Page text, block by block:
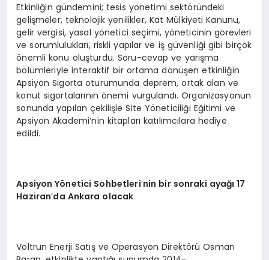
Etkinliğin gündemini; tesis yönetimi sektöründeki
gelişmeler, teknolojik yenilikler, Kat Mülkiyeti Kanunu,
gelir vergisi, yasal yönetici seçimi, yöneticinin görevleri
ve sorumlulukları, riskli yapılar ve iş güvenliği gibi birçok
önemli konu oluşturdu. Soru-cevap ve yarışma
bölümleriyle interaktif bir ortama dönüşen etkinliğin
Apsiyon Sigorta oturumunda deprem, ortak alan ve
konut sigortalarının önemi vurgulandı. Organizasyonun
sonunda yapılan çekilişle Site Yöneticiliği Eğitimi ve
Apsiyon Akademi’nin kitapları katılımcılara hediye
edildi.
Apsiyon Yönetici Sohbetleri’nin bir sonraki ayağı 17
Haziran’da Ankara olacak
Voltrun Enerji Satış ve Operasyon Direktörü Osman